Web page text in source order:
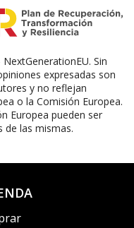
Sin
expresadas son
y no reflejan
o la Comisión Europea.
Europea pueden ser
de las mismas.